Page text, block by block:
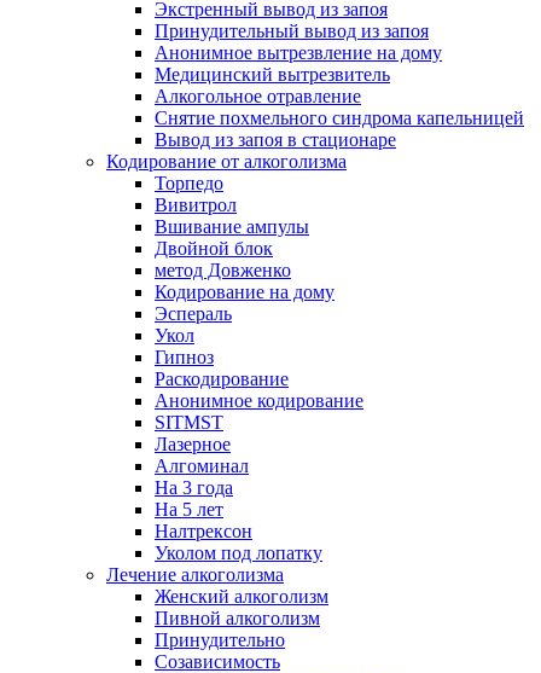
Экстренный вывод из запоя
Принудительный вывод из запоя
Анонимное вытрезвление на дому
Медицинский вытрезвитель
Алкогольное отравление
Снятие похмельного синдрома капельницей
Вывод из запоя в стационаре
Кодирование от алкоголизма
Торпедо
Вивитрол
Вшивание ампулы
Двойной блок
метод Довженко
Кодирование на дому
Эспераль
Укол
Гипноз
Раскодирование
Анонимное кодирование
SITMST
Лазерное
Алгоминал
На 3 года
На 5 лет
Налтрексон
Уколом под лопатку
Лечение алкоголизма
Женский алкоголизм
Пивной алкоголизм
Принудительно
Созависимость